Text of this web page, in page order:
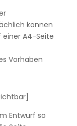
können
einer A4-Seite
Vorhaben
Entwurf so